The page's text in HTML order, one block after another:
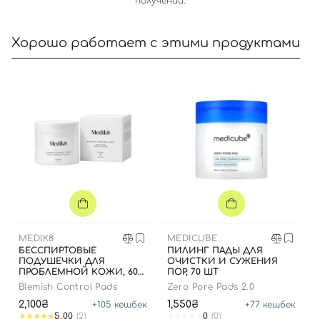
Хорошо работает с этими продуктами
MEDIK8
БЕССПИРТОВЫЕ
ПОДУШЕЧКИ ДЛЯ
ПРОБЛЕМНОЙ КОЖИ, 60
ШТ.
Blemish Control Pads
2,100₴ +105 кешбек
5.00 (2)
MEDICUBE
ПИЛИНГ ПАДЫ ДЛЯ
ОЧИСТКИ И СУЖЕНИЯ
ПОР, 70 ШТ
Zero Pore Pads 2.0
1,550₴ +77 кешбек
0 (0)